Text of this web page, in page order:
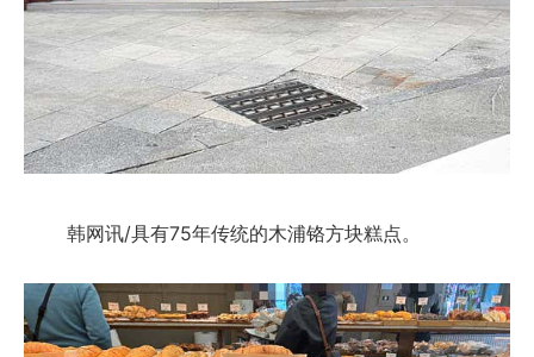
韩网讯/具有75年传统的木浦铬方块糕点。